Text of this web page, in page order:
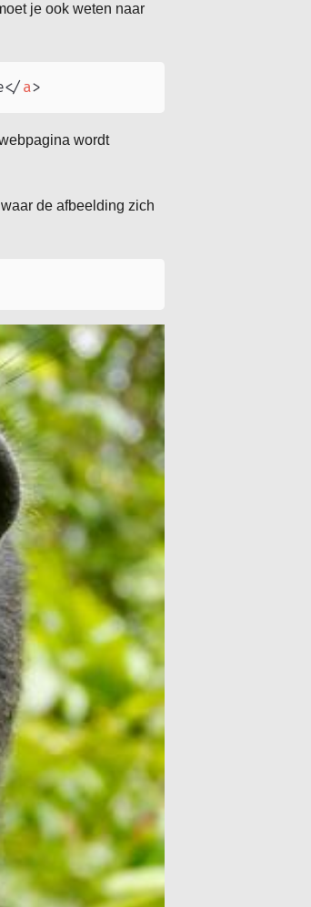
je ook weten naar
</ a>
wordt
de afbeelding zich